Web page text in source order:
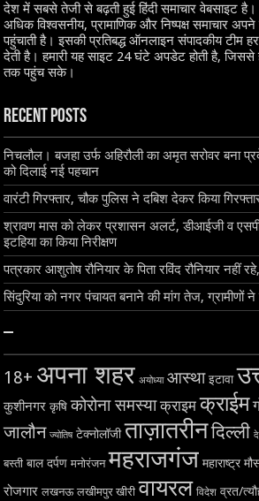
देश में सबसे तेजी से बढ़ती हुई हिंदी समाचार वेबसाइट
अधिक विश्वसनीय, प्रामाणिक और निष्पक्ष समाचार अपने
पहुंचाती है। इसकी प्रतिबद्ध ऑनलाइन संपादकीय टीम
देती है। हमारी यह साइट 24 घंटे अपडेट होती है, जिससे
तक पहुंच सके।
Recent Posts
निचलौल। बजहा उर्फ अहिरौली का अमृत सरोवर बना
को दिलाई नई पहचान
वारंटी गिरफ्तार, चौक पुलिस ने दबिश देकर किया
श्रावण मास को लेकर प्रशासन अलर्ट, डीआईजी व
इटहिया का किया निरीक्षण
पत्रकार आशुतोष रौनियार के पिता रविंद रौनियार नहीं
सिंदुरिया को नगर पंचायत बनाने की मांग तेज, ग्रामीणों ने
–
18+ अपना शहर अयोध्या आस्था इटावा
कुशीनगर कृषि कोरोना समस्या क्राइम क्राईम
जालौन ज्योतिष टेक्नोलॉजी ताज़ातरीनदिल्ली
बस्ती बाल दर्पण मनोरंजन महराजगंज महाराष्ट्र
रोजगार लखनऊ लखीमपुर खीरी वायरल विदेश व्रत/